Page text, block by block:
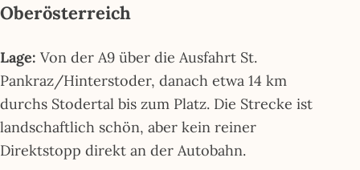
Oberösterreich
Lage: Von der A9 über die Ausfahrt St.
Pankraz/Hinterstoder, danach etwa 14 km
durchs Stodertal bis zum Platz. Die Strecke ist
landschaftlich schön, aber kein reiner
Direktstopp direkt an der Autobahn.